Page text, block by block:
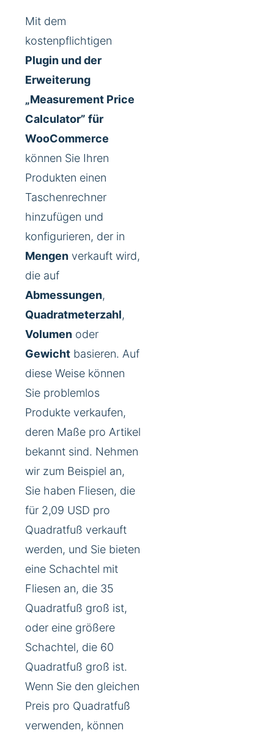
Mit dem
kostenpflichtigen
Plugin und der
Erweiterung
„Measurement Price
Calculator” für
WooCommerce
können Sie Ihren
Produkten einen
Taschenrechner
hinzufügen und
konfigurieren, der in
Mengen verkauft wird,
die auf
Abmessungen,
Quadratmeterzahl,
Volumen oder
Gewicht basieren. Auf
diese Weise können
Sie problemlos
Produkte verkaufen,
deren Maße pro Artikel
bekannt sind. Nehmen
wir zum Beispiel an,
Sie haben Fliesen, die
für 2,09 USD pro
Quadratfuß verkauft
werden, und Sie bieten
eine Schachtel mit
Fliesen an, die 35
Quadratfuß groß ist,
oder eine größere
Schachtel, die 60
Quadratfuß groß ist.
Wenn Sie den gleichen
Preis pro Quadratfuß
verwenden, können